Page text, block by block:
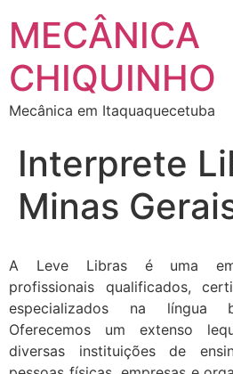
MECÂNICA
CHIQUINHO
Mecânica em Itaquaquecetuba
Interprete
Minas
A Leve Libras é uma
profissionais qualificados,
especializados na língua
Oferecemos um extenso
diversas instituições de